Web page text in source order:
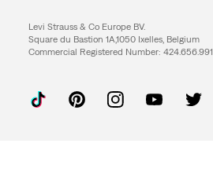
Levi Strauss & Co Europe BV.
Square du Bastion 1A,1050 Ixelles, Belgium
Commercial Registered Number: 424.656.991